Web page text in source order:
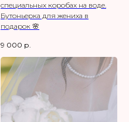
специальных коробах на воде.
Бутоньерка для жениха в
подарок 🌸
9 000 р.